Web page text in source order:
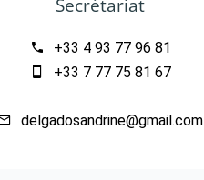
Secrétariat
+33 4 93 77 96 81
+33 7 77 75 81 67
delgadosandrine@gmail.com